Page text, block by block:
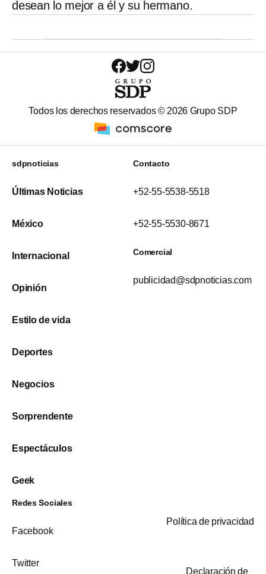
desean lo mejor a él y su hermano.
Todos los derechos reservados © 2026 Grupo SDP
sdpnoticias
Últimas Noticias
México
Internacional
Opinión
Estilo de vida
Deportes
Negocios
Sorprendente
Espectáculos
Geek
Contacto
+52-55-5538-5518
+52-55-5530-8671
Comercial
publicidad@sdpnoticias.com
Redes Sociales
Facebook
Twitter
Política de privacidad
Declaración de